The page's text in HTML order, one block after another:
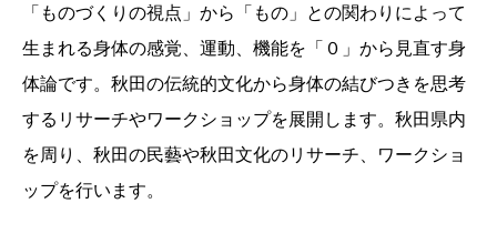
「ものづくりの視点」から「もの」との関わりによって
生まれる身体の感覚、運動、機能を「０」から見直す身
体論です。秋田の伝統的文化から身体の結びつきを思考
するリサーチやワークショップを展開します。秋田県内
を周り、秋田の民藝や秋田文化のリサーチ、ワークショ
ップを行います。